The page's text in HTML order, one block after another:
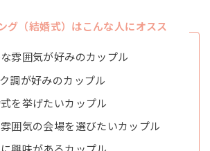
グ（結婚式）はこんな人にオスス
雰囲気が好みのカップル
調が好みのカップル
を挙げたいカップル
囲気の会場を選びたいカップル